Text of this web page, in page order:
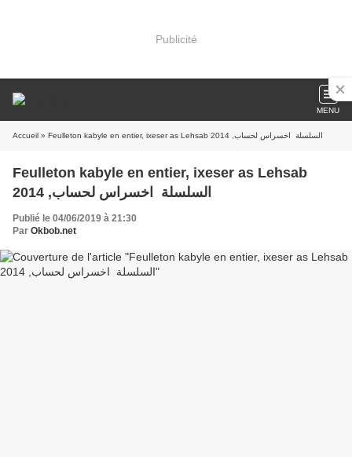
Publicité
MENU
Accueil » Feulleton kabyle en entier, ixeser as Lehsab السلسلة اخسراس لحساب, 2014
Feulleton kabyle en entier, ixeser as Lehsab
السلسلة اخسراس لحساب, 2014
Publié le 04/06/2019 à 21:30
Par Okbob.net